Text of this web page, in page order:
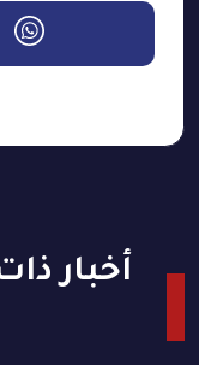
أخبار